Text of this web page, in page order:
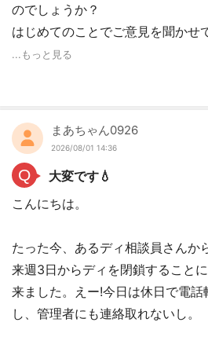
のでしょうか？
はじめてのことでご意見を聞かせ
...もっと見る
まあちゃん0926
2026/08/01 14:36
Q
大変です💧
こんにちは。
たった今、あるディ相談員さんか
来週3日からディを閉鎖すること
来ました。えー!今日は休日で電
し、管理者にも連絡取れないし。